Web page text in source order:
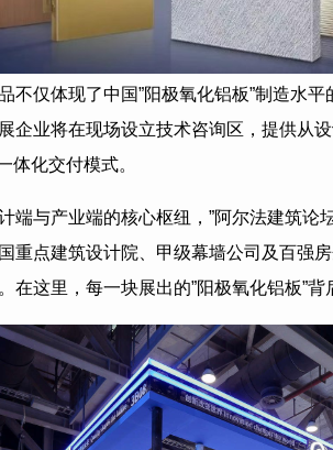
不仅体现了中国”阳极氧化铝板”制造水
企业将在现场设立技术咨询区，提供从
体化交付模式。
端与产业端的核心枢纽，”阿尔法建筑论
重点建筑设计院、甲级幕墙公司及百强
在这里，每一块展出的”阳极氧化铝板”